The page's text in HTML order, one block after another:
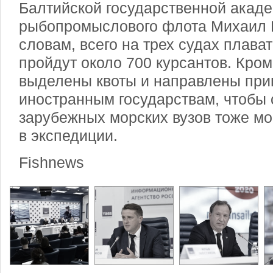
Балтийской государственной
рыбопромыслового флота Михаил
словам, всего на трех судах
пройдут около 700 курсантов.
выделены квоты и направлены
иностранным государствам, чтобы
зарубежных морских вузов тоже
в экспедиции.
Fishnews